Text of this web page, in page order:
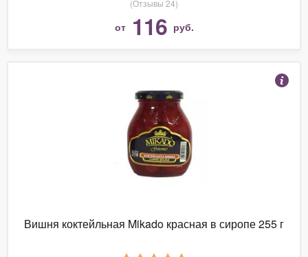
(Отзывы 24)
от 116 руб.
Вишня коктейльная Mikado красная в сиропе 255 г